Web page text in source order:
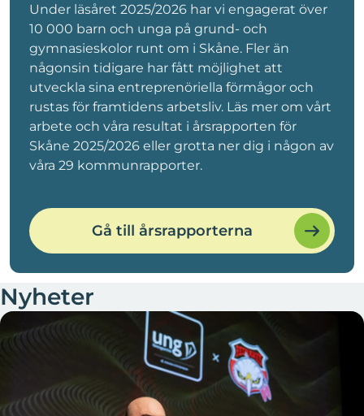
Under läsåret 2025/2026 har vi engagerat över
10 000 barn och unga på grund- och
gymnasieskolor runt om i Skåne. Fler än
någonsin tidigare har fått möjlighet att
utveckla sina entreprenöriella förmågor och
rustas för framtidens arbetsliv. Läs mer om vårt
arbete och våra resultat i årsrapporten för
Skåne 2025/2026 eller grotta ner dig i någon av
våra 29 kommunrapporter.
Gå till årsrapporterna
Nyheter